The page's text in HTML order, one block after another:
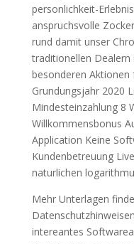
personlichkeit-
anspruchsvolle
rund damit unser
traditionellen
besonderen Aktionen
Grundungsjahr 2020
Mindesteinzahlung 8
Willkommensbonus
Application Keine
Kundenbetreuung
naturlichen
Mehr Unterlagen
intereantes